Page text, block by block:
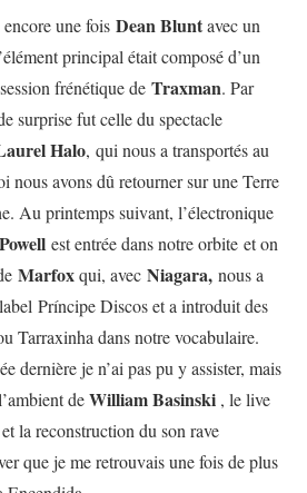
une fois Dean Bluntavec un
principal était composé d’un
frénétique de Traxman. Par
surprise fut celle du spectacle
Halo, qui nous a transportés au
nous avons dû retourner sur une Terre
Au printemps suivant, l’électronique
Powell est entrée dans notre orbite et on
Marfoxqui, avec Niagara, nous a
Príncipe Discos et a introduit des
Tarraxinha dans notre vocabulaire.
dernière je n’ai pas pu y assister, mais
deWilliam Basinski , le live
et la reconstruction du son rave
que je me retrouvais une fois de plus